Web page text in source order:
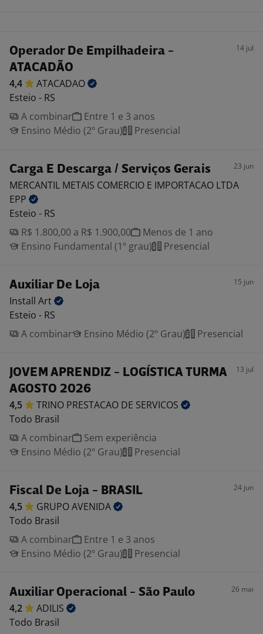
Operador De Empilhadeira -
ATACADÃO
14 jul
4,4
ATACADAO
Esteio - RS
A combinar
Entre 1 e 3 anos
Ensino Médio (2º Grau)
Presencial
Carga E Descarga / Serviços Gerais 23 jun
MERCANTIL METAIS COMERCIO E IMPORTACAO LTDA
EPP
Esteio - RS
R$ 1.800,00 a R$ 1.900,00
Menos de 1 ano
Ensino Fundamental (1º grau)
Presencial
Auxiliar De Loja 15 jun
Install Art
Esteio - RS
A combinar
Ensino Médio (2º Grau) Presencial
JOVEM APRENDIZ - LOGÍSTICA TURMA
AGOSTO 2026
13 jul
4,5 TRINO PRESTACAO DE SERVICOS
Todo Brasil
A combinar
Sem experiência
Ensino Médio (2º Grau)
Presencial
Fiscal De Loja - BRASIL 24 jun
4,5 GRUPOAVENIDA
Todo Brasil
A combinar
Entre 1 e 3 anos
Ensino Médio (2º Grau)
Presencial
Auxiliar Operacional - São Paulo 26 mai
4,2
ADILIS
Todo Brasil